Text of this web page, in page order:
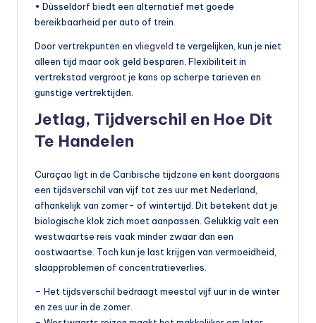
• Düsseldorf biedt een alternatief met goede
bereikbaarheid per auto of trein.
Door vertrekpunten en vliegveld te vergelijken, kun je niet
alleen tijd maar ook geld besparen. Flexibiliteit in
vertrekstad vergroot je kans op scherpe tarieven en
gunstige vertrektijden.
Jetlag, Tijdverschil en Hoe Dit
Te Handelen
Curaçao ligt in de Caribische tijdzone en kent doorgaans
een tijdsverschil van vijf tot zes uur met Nederland,
afhankelijk van zomer- of wintertijd. Dit betekent dat je
biologische klok zich moet aanpassen. Gelukkig valt een
westwaartse reis vaak minder zwaar dan een
oostwaartse. Toch kun je last krijgen van vermoeidheid,
slaapproblemen of concentratieverlies.
– Het tijdsverschil bedraagt meestal vijf uur in de winter
en zes uur in de zomer.